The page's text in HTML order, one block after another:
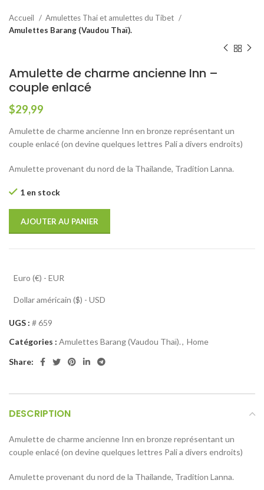
Accueil
Amulettes Thai et amulettes du Tibet
Amulettes Barang (Vaudou Thaï).
Amulette de charme ancienne Inn –
couple enlacé
$29,99
Amulette de charme ancienne Inn en bronze représentant un
couple enlacé (on devine quelques lettres Pali a divers endroits)
Amulette provenant du nord de la Thailande, Tradition Lanna.
1 en stock
AJOUTER AU PANIER
Euro (€) - EUR
Dollar américain ($) - USD
UGS : # 659
Catégories : Amulettes Barang (Vaudou Thaï)., Home
Share:
DESCRIPTION
Amulette de charme ancienne Inn en bronze représentant un
couple enlacé (on devine quelques lettres Pali a divers endroits)
Amulette provenant du nord de la Thailande, Tradition Lanna.